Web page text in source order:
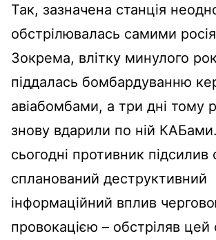
Так, зазначена станція
обстрілювалась самими
Зокрема, влітку минулого
піддалась бомбардуванню
авіабомбами, а три дні тому
знову вдарили по ній
сьогодні противник підсилив
спланований деструктивний
інформаційний вплив
провокацією – обстріляв цей